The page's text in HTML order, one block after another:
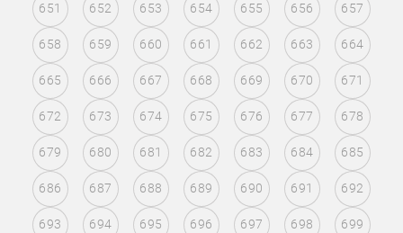
651 652 653 654 655 656 657
658 659 660 661 662 663 664
665 666 667 668 669 670 671
672 673 674 675 676 677 678
679 680 681 682 683 684 685
686 687 688 689 690 691 692
693 694 695 696 697 698 699